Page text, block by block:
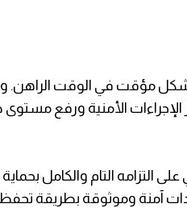
مؤقت في الوقت الراهن.
الإجراءات الأمنية ورفع
التزامه التام والكامل
آمنة وموثوقة بطريقة